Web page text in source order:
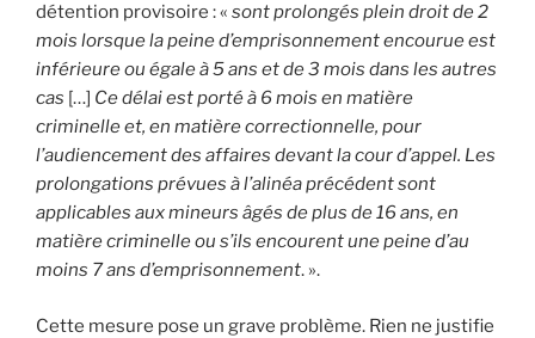
détention provisoire : « sont prolongés plein droit de 2
mois lorsque la peine d’emprisonnement encourue est
inférieure ou égale à 5 ans et de 3 mois dans les autres
cas […] Ce délai est porté à 6 mois en matière
criminelle et, en matière correctionnelle, pour
l’audiencement des affaires devant la cour d’appel. Les
prolongations prévues à l’alinéa précédent sont
applicables aux mineurs âgés de plus de 16 ans, en
matière criminelle ou s’ils encourent une peine d’au
moins 7 ans d’emprisonnement. ».
Cette mesure pose un grave problème. Rien ne justifie